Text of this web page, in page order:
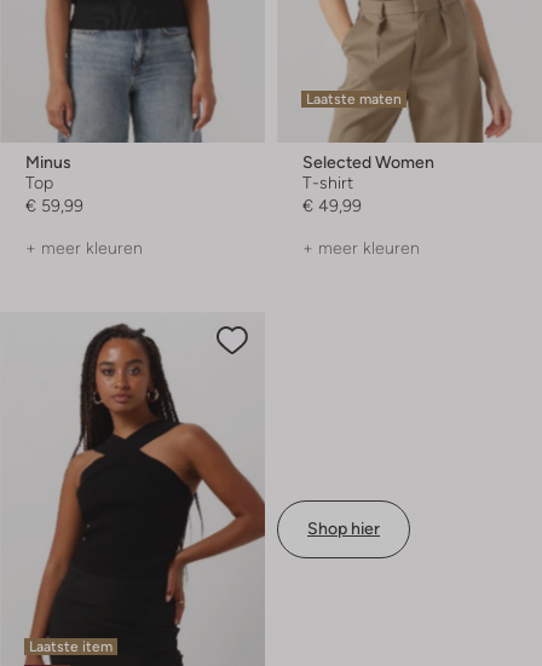
Minus
Top
€ 59,99
+ meer kleuren
Laatste maten
Selected Women
T-shirt
€ 49,99
+ meer kleuren
Laatste item
Shop hier